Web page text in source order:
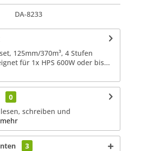
DA-8233
125mm/370m³, 4 Stufen
für 1x HPS 600W oder bis...
0
schreiben und
mehr
3